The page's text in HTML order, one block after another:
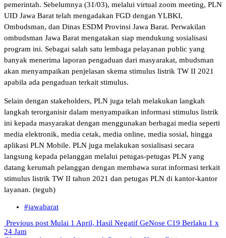
pemerintah. Sebelumnya (31/03), melalui virtual zoom meeting, PLN
UID Jawa Barat telah mengadakan FGD dengan YLBKI,
Ombudsman, dan Dinas ESDM Provinsi Jawa Barat. Perwakilan
ombudsman Jawa Barat mengatakan siap mendukung sosialisasi
program ini. Sebagai salah satu lembaga pelayanan public yang
banyak menerima laporan pengaduan dari masyarakat, mbudsman
akan menyampaikan penjelasan skema stimulus listrik TW II 2021
apabila ada pengaduan terkait stimulus.
Selain dengan stakeholders, PLN juga telah melakukan langkah
langkah terorganisir dalam menyampaikan informasi stimulus listrik
ini kepada masyarakat dengan menggunakan berbagai media seperti
media elektronik, media cetak, media online, media sosial, hingga
aplikasi PLN Mobile. PLN juga melakukan sosialisasi secara
langsung kepada pelanggan melalui petugas-petugas PLN yang
datang kerumah pelanggan dengan membawa surat informasi terkait
stimulus listrik TW II tahun 2021 dan petugas PLN di kantor-kantor
layanan. (teguh)
#jawabarat
Previous post Mulai 1 April, Hasil Negatif GeNose C19 Berlaku 1 x
24 Jam